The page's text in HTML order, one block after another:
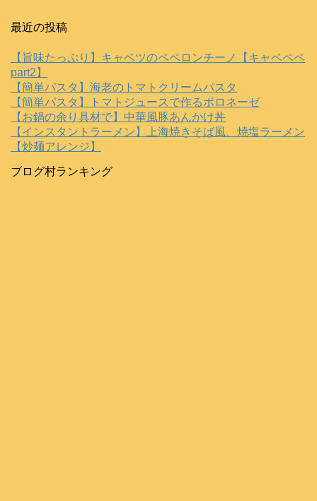
最近の投稿
【旨味たっぷり】キャベツのペペロンチーノ【キャベペペ
part2】
【簡単パスタ】海老のトマトクリームパスタ
【簡単パスタ】トマトジュースで作るボロネーゼ
【お鍋の余り具材で】中華風豚あんかけ丼
【インスタントラーメン】上海焼きそば風、焼塩ラーメン
【炒麺アレンジ】
ブログ村ランキング